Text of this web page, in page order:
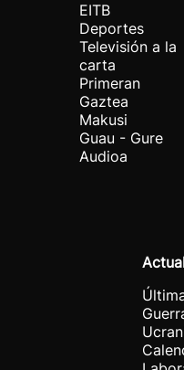
EITB
Deportes
Televisión a la
carta
Primeran
Gaztea
Makusi
Guau - Gure
Audioa